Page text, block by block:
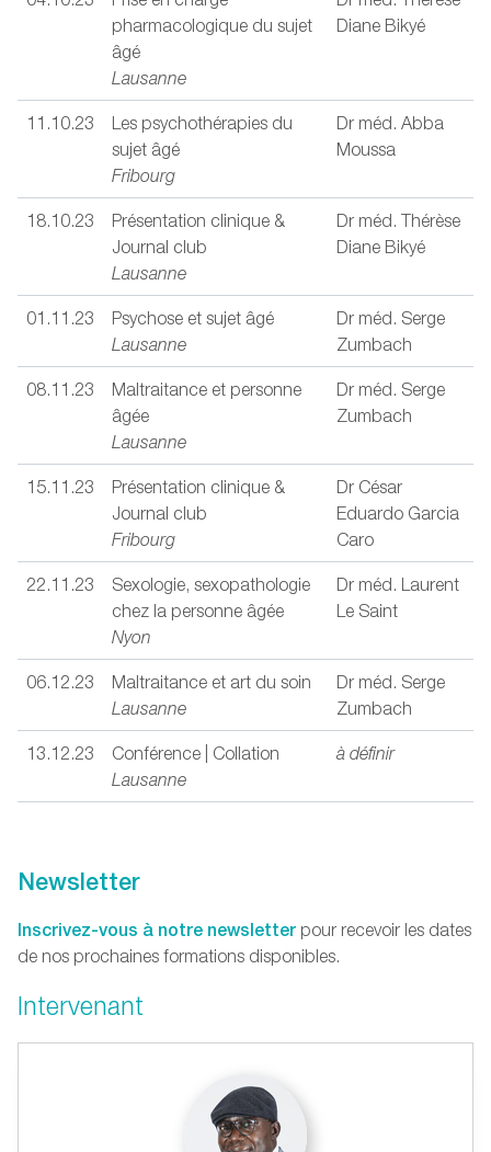
pharmacologique du sujet
âgé
Lausanne
Diane Bikyé
11.10.23
Les psychothérapies du
sujet âgé
Fribourg
Dr méd. Abba
Moussa
18.10.23
Présentation clinique &
Journal club
Lausanne
Dr méd. Thérèse
Diane Bikyé
01.11.23
Psychose et sujet âgé
Lausanne
Dr méd. Serge
Zumbach
08.11.23
Maltraitance et personne
âgée
Lausanne
Dr méd. Serge
Zumbach
15.11.23
Présentation clinique &
Journal club
Fribourg
Dr César
Eduardo Garcia
Caro
22.11.23
Sexologie, sexopathologie
chez la personne âgée
Nyon
Dr méd. Laurent
Le Saint
06.12.23
Maltraitance et art du soin
Lausanne
Dr méd. Serge
Zumbach
13.12.23
Conférence | Collation
Lausanne
à définir
Newsletter
Inscrivez-vous à notre newsletter pour recevoir les dates
de nos prochaines formations disponibles.
Intervenant